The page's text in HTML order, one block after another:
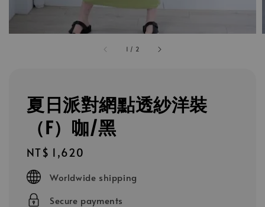
1 / 2
夏日派對網點透紗洋裝
（F）咖/黑
Regular
price
NT$ 1,620
Worldwide shipping
Secure payments